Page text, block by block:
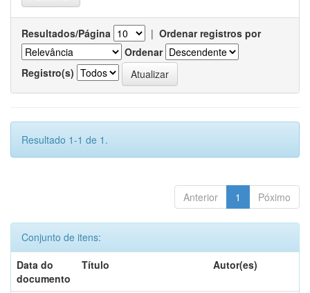
Resultados/Página | Ordenar registros por
Ordenar
Registro(s)
Resultado 1-1 de 1.
Anterior 1 Póximo
Conjunto de itens:
Data do
documento
Título Autor(es)